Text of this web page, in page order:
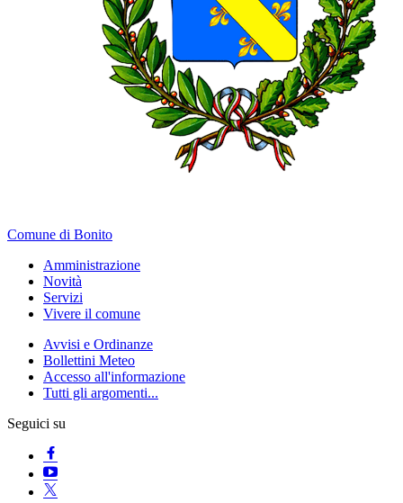
Comune di Bonito
Amministrazione
Novità
Servizi
Vivere il comune
Avvisi e Ordinanze
Bollettini Meteo
Accesso all'informazione
Tutti gli argomenti...
Seguici su